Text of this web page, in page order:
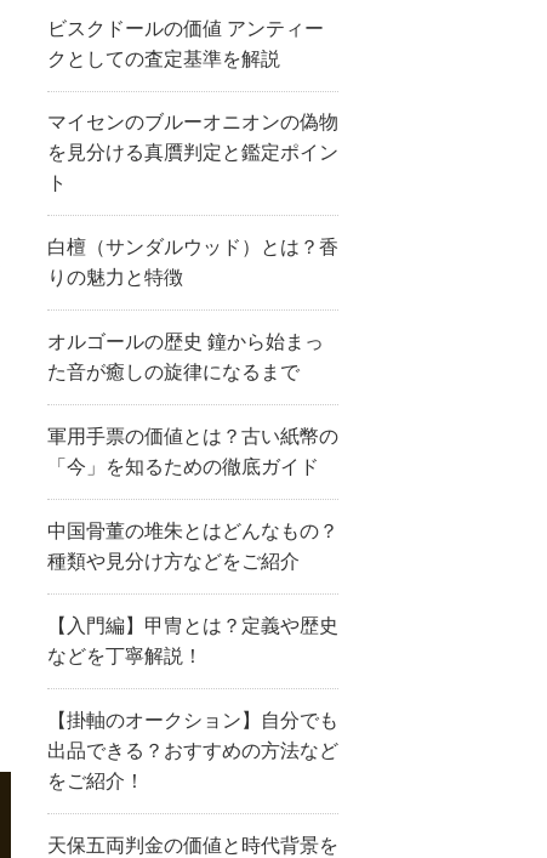
ビスクドールの価値 アンティー
クとしての査定基準を解説
マイセンのブルーオニオンの偽物
を見分ける真贋判定と鑑定ポイン
ト
白檀（サンダルウッド）とは？香
りの魅力と特徴
オルゴールの歴史 鐘から始まっ
た音が癒しの旋律になるまで
軍用手票の価値とは？古い紙幣の
「今」を知るための徹底ガイド
中国骨董の堆朱とはどんなもの？
種類や見分け方などをご紹介
【入門編】甲冑とは？定義や歴史
などを丁寧解説！
【掛軸のオークション】自分でも
出品できる？おすすめの方法など
をご紹介！
天保五両判金の価値と時代背景を